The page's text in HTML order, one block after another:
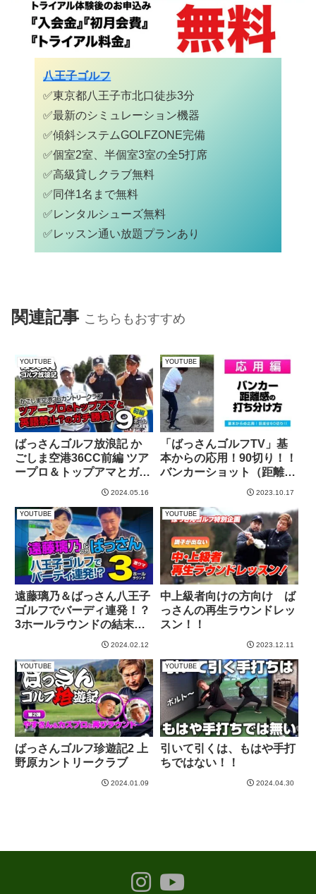
八王子ゴルフ
✅東京都八王子市北口徒歩3分
✅最新のシミュレーション機器
✅傾斜システムGOLFZONE完備
✅個室2室、半個室3室の全5打席
✅高級貸しクラブ無料
✅同伴1名まで無料
✅レンタルシューズ無料
✅レッスン通い放題プランあり
関連記事 こちらもおすすめ
YOUTUBE
ばっさんゴルフ放浪記 か
ごしま空港36CC前編 ツア
ープロ＆トップアマとガチ
勝負！！英語禁止ルールで
2024.05.16
YOUTUBE
「ばっさんゴルフTV」基
本からの応用！90切り！！
バンカーショット（距離の
2023.10.17
YOUTUBE
遠藤璃乃＆ばっさん八王子
ゴルフでバーディ連発！？
3ホールラウンドの結末は
2024.02.12
YOUTUBE
中上級者向けの方向け ば
っさんの再生ラウンドレッ
スン！！
2023.12.11
YOUTUBE
ばっさんゴルフ珍遊記2 上
野原カントリークラブ
2024.01.09
YOUTUBE
引いて引くは、もはや手打
ちではない！！
2024.04.30